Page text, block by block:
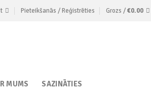
Pieteikšanās / Reģistrēties Grozs /€0.00
MUMS SAZINĀTIES